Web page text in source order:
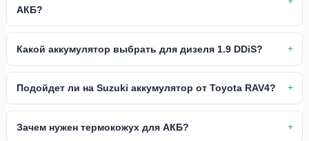
АКБ?
Какой аккумулятор выбрать для дизеля 1.9 DDiS?
Подойдет ли на Suzuki аккумулятор от Toyota RAV4?
Зачем нужен термокожух для АКБ?